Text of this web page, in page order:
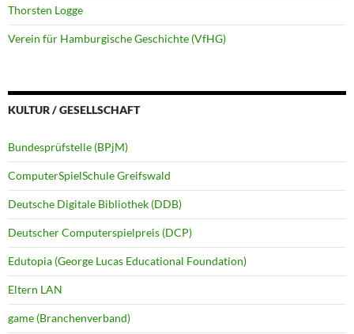
Thorsten Logge
Verein für Hamburgische Geschichte (VfHG)
KULTUR / GESELLSCHAFT
Bundesprüfstelle (BPjM)
ComputerSpielSchule Greifswald
Deutsche Digitale Bibliothek (DDB)
Deutscher Computerspielpreis (DCP)
Edutopia (George Lucas Educational Foundation)
Eltern LAN
game (Branchenverband)